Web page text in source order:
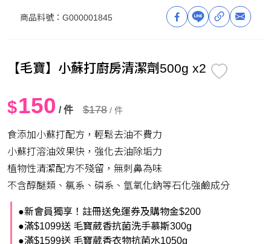
商品料號：G000001845
【毛寶】小蘇打廚房清潔劑500g x2
$150 / 件 $178 / 件
食添加小蘇打配方，輕鬆去油不費力
小蘇打溶油效果快，強化去油除垢力
植物性清潔配方不殘留，無刺鼻為味
不含醇醚類、氯系、磷系、氫氧化鈉等石化強鹼成分
●新會員獨享！註冊送免運券及購物金$200
●滿$1099送 毛寶葳香抗菌洗手慕斯300g
●滿$1599送 毛寶葳香衣物抗菌水1050g